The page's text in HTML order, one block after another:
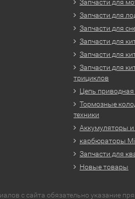
Запчасти для
Запчасти для
Запчасти для
Запчасти для
Запчасти для
Запчасти для
трициклов
Цепь
Тормозные
техники
Аккумуляторы и
карбюраторы
Запчасти для
Новые товары
с сайта обязательно указание